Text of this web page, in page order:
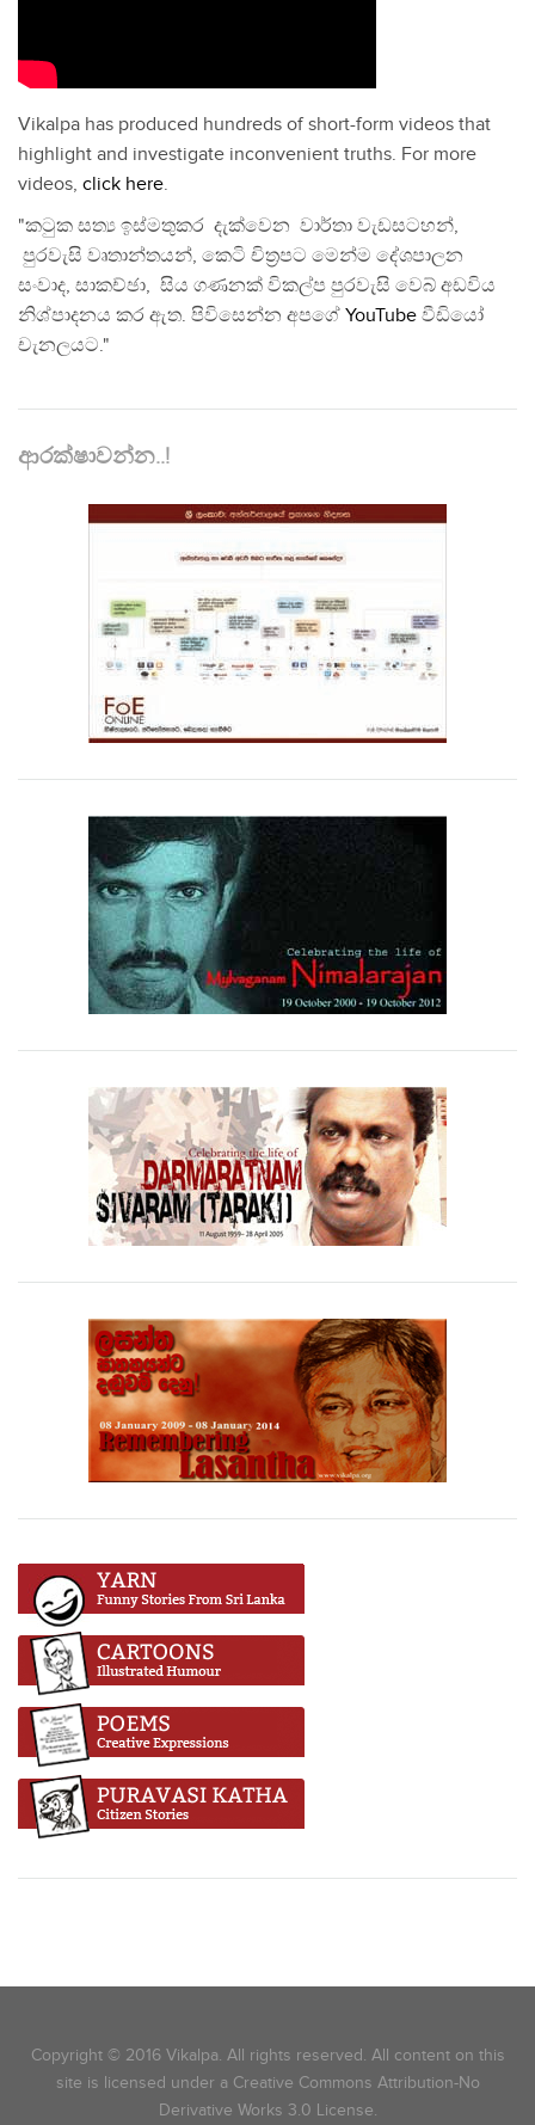
Vikalpa has produced hundreds of short-form videos that
highlight and investigate inconvenient truths. For more
videos, click here.
"කටුක සත්‍ය ඉස්මතුකර දැක්වෙන වාර්තා වැඩසටහන්,
පුරවැසි වෘතාන්තයන්, කෙටි චිත්‍රපට මෙන්ම දේශපාලන
සංවාද, සාකච්ඡා, සිය ගණනක් විකල්ප පුරවැසි වෙබ් අඩවිය
නිශ්පාදනය කර ඇත. පිවිසෙන්න අපගේ YouTube වීඩියෝ
චැනලයට."
ආරක්ෂාවන්න..!
Copyright © 2016 Vikalpa. All rights reserved. All content on this
site is licensed under a Creative Commons Attribution-No
Derivative Works 3.0 License.